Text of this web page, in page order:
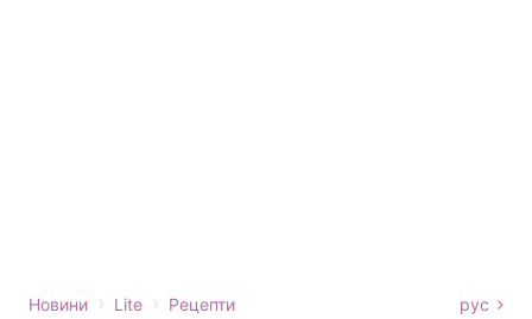
Новини › Lite › Рецепти рус